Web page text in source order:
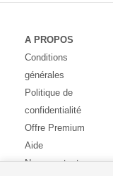
A PROPOS
Conditions
générales
Politique de
confidentialité
Offre Premium
Aide
Nous contacter